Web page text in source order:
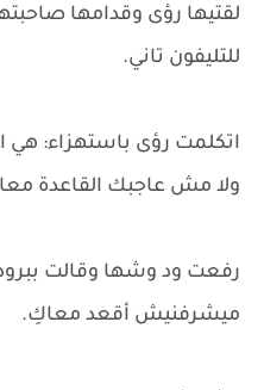
لقتيها رؤى وقدامها
للتليفون تاني.
اتكلمت رؤى باستهزاء: هي
ولا مش عاجبك القاعدة
رفعت ود وشها وقالت
ميشرفنيش أقعد معاكِ.